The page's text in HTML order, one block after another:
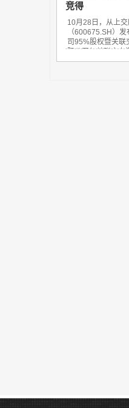
竞得
10月28日，从上
（600675.SH）
司95%股权暨关联
限公司与关联方上